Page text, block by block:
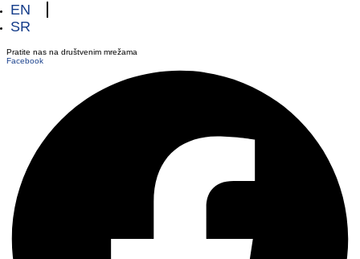
EN
SR
Pratite nas na društvenim mrežama
Facebook